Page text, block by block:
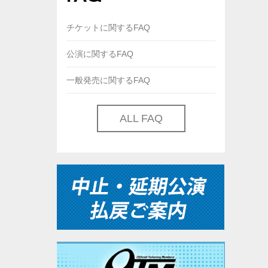
チケットに関するFAQ
公演に関するFAQ
一般発売に関するFAQ
ALL FAQ